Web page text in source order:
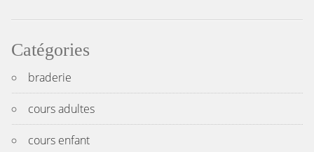
Catégories
braderie
cours adultes
cours enfant